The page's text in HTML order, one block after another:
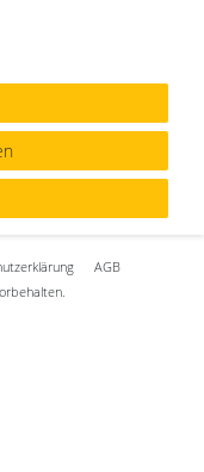
TLS-Verschlüsselung
AGB